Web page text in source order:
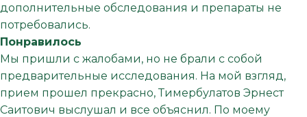
дополнительные обследования и препараты не
потребовались.
Понравилось
Мы пришли с жалобами, но не брали с собой
предварительные исследования. На мой взгляд,
прием прошел прекрасно, Тимербулатов Эрнест
Саитович выслушал и все объяснил. По моему